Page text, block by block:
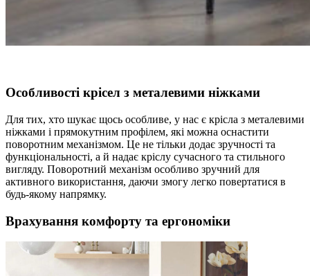
Особливості крісел з металевими ніжками
Для тих, хто шукає щось особливе, у нас є крісла з металевими
ніжками і прямокутним профілем, які можна оснастити
поворотним механізмом. Це не тільки додає зручності та
функціональності, а й надає кріслу сучасного та стильного
вигляду. Поворотний механізм особливо зручний для
активного використання, даючи змогу легко повертатися в
будь-якому напрямку.
Врахування комфорту та ергономіки